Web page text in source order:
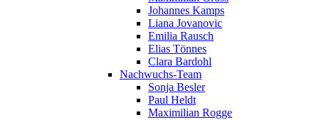
Johannes Kamps
Liana Jovanovic
Emilia Rausch
Elias Tönnes
Clara Bardohl
Nachwuchs-Team
Sonja Besler
Paul Heldt
Maximilian Rogge